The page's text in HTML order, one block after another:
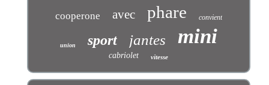
cooperone avec phare convient
union sport jantes mini
cabriolet vitesse